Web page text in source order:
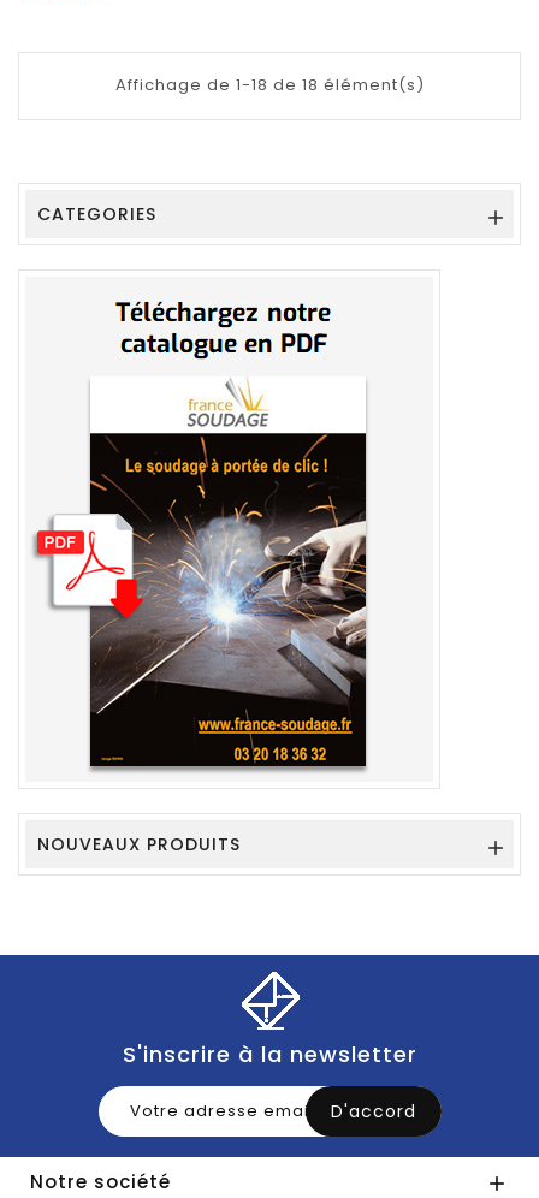
Affichage de 1-18 de 18 élément(s)
CATEGORIES 
NOUVEAUX PRODUITS 
S'inscrire à la newsletter
Notre société 